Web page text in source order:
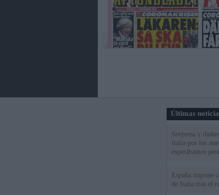
Últimas
Sorpresa y
Italia por los
esperábamos
España impone
de Italia tras el